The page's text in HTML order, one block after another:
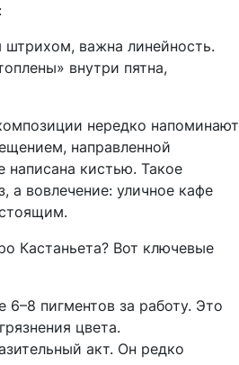
штрихом, важна линейность.
внутри пятна,
нередко напоминают
направленной
написана кистью. Такое
а вовлечение: уличное кафе
Кастаньета? Вот ключевые
6–8 пигментов за работу. Это
цвета.
акт. Он редко